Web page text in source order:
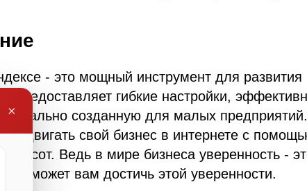
- это мощный инструмент для развития
предоставляет гибкие настройки,
созданную для малых
свой бизнес в интернете с
высот. Ведь в мире бизнеса уверенность -
поможет вам достичь этой уверенности.
×